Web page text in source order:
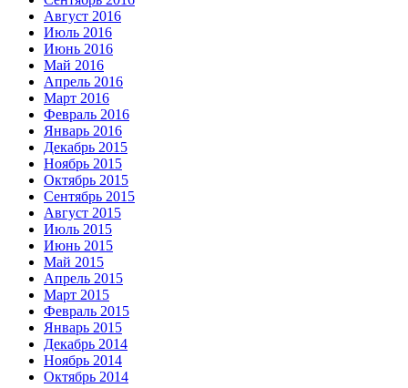
Август 2016
Июль 2016
Июнь 2016
Май 2016
Апрель 2016
Март 2016
Февраль 2016
Январь 2016
Декабрь 2015
Ноябрь 2015
Октябрь 2015
Сентябрь 2015
Август 2015
Июль 2015
Июнь 2015
Май 2015
Апрель 2015
Март 2015
Февраль 2015
Январь 2015
Декабрь 2014
Ноябрь 2014
Октябрь 2014